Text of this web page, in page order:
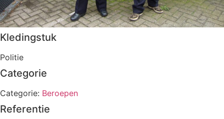
Kledingstuk
Politie
Categorie
Categorie: Beroepen
Referentie